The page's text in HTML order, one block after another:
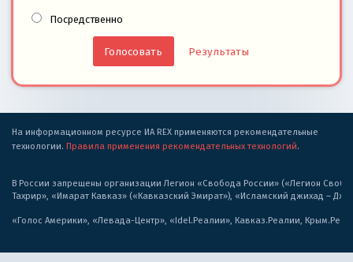
Посредственно
Результаты
На информационном ресурсе ИА REX применяются рекомендательные
технологии. Правила применения рекомендательных технологий.
В России запрещены организации Легион «Свобода России» («Легион
Тахрир», «Имарат Кавказ» («Кавказский Эмират»), «Исламский джихад –
«Голос Америки», «Левада-Центр», «Idel.Реалии», Кавказ.Реалии,